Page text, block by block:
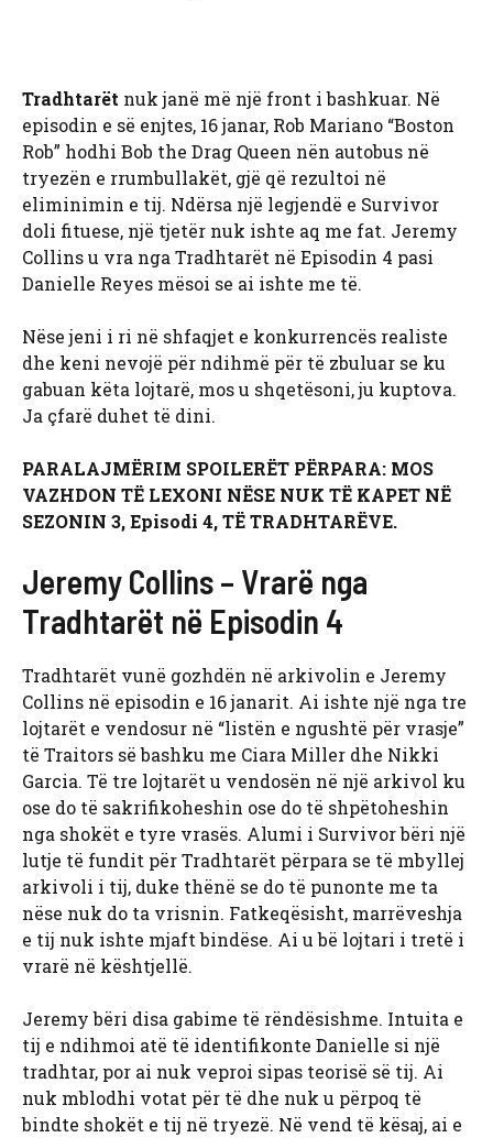
Tradhtarët nuk janë më një front i bashkuar. Në
episodin e së enjtes, 16 janar, Rob Mariano “Boston
Rob” hodhi Bob the Drag Queen nën autobus në
tryezën e rrumbullakët, gjë që rezultoi në
eliminimin e tij. Ndërsa një legjendë e Survivor
doli fituese, një tjetër nuk ishte aq me fat. Jeremy
Collins u vra nga Tradhtarët në Episodin 4 pasi
Danielle Reyes mësoi se ai ishte me të.
Nëse jeni i ri në shfaqjet e konkurrencës realiste
dhe keni nevojë për ndihmë për të zbuluar se ku
gabuan këta lojtarë, mos u shqetësoni, ju kuptova.
Ja çfarë duhet të dini.
PARALAJMËRIM SPOILERËT PËRPARA: MOS
VAZHDON TË LEXONI NËSE NUK TË KAPET NË
SEZONIN 3, Episodi 4, TË TRADHTARËVE.
Jeremy Collins – Vrarë nga
Tradhtarët në Episodin 4
Tradhtarët vunë gozhdën në arkivolin e Jeremy
Collins në episodin e 16 janarit. Ai ishte një nga tre
lojtarët e vendosur në “listën e ngushtë për vrasje”
të Traitors së bashku me Ciara Miller dhe Nikki
Garcia. Të tre lojtarët u vendosën në një arkivol ku
ose do të sakrifikoheshin ose do të shpëtoheshin
nga shokët e tyre vrasës. Alumi i Survivor bëri një
lutje të fundit për Tradhtarët përpara se të mbyllej
arkivoli i tij, duke thënë se do të punonte me ta
nëse nuk do ta vrisnin. Fatkeqësisht, marrëveshja
e tij nuk ishte mjaft bindëse. Ai u bë lojtari i tretë i
vrarë në kështjellë.
Jeremy bëri disa gabime të rëndësishme. Intuita e
tij e ndihmoi atë të identifikonte Danielle si një
tradhtar, por ai nuk veproi sipas teorisë së tij. Ai
nuk mblodhi votat për të dhe nuk u përpoq të
bindte shokët e tij në tryezë. Në vend të kësaj, ai e